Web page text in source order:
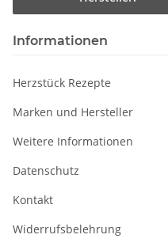
Informationen
Herzstück Rezepte
Marken und Hersteller
Weitere Informationen
Datenschutz
Kontakt
Widerrufsbelehrung